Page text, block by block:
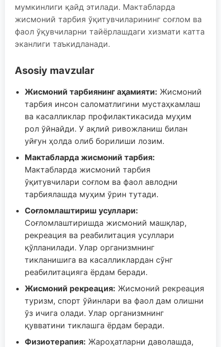
мумкинлиги қайд этилади. Мактабларда
жисмоний тарбия ўқитувчиларининг соғлом ва
фаол ўқувчиларни тайёрлашдаги хизмати катта
эканлиги таъкидланади.
Asosiy mavzular
Жисмоний тарбиянинг аҳамияти: Жисмоний
тарбия инсон саломатлигини мустаҳкамлаш
ва касалликлар профилактикасида муҳим
рол ўйнайди. У ақлий ривожланиш билан
уйғун ҳолда олиб борилиши лозим.
Мактабларда жисмоний тарбия:
Мактабларда жисмоний тарбия
ўқитувчилари соғлом ва фаол авлодни
тарбиялашда муҳим ўрин тутади.
Соғломлаштириш усуллари:
Соғломлаштиришда жисмоний машқлар,
рекреация ва реабилитация усуллари
қўлланилади. Улар организмнинг
тикланишига ва касалликлардан сўнг
реабилитацияга ёрдам беради.
Жисмоний рекреация: Жисмоний рекреация
туризм, спорт ўйинлари ва фаол дам олишни
ўз ичига олади. Улар организмнинг
қувватини тиклашга ёрдам беради.
Физиотерапия: Жароҳатларни даволашда,